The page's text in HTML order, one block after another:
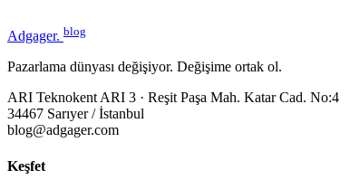
Adgager. blog
Pazarlama dünyası değişiyor. Değişime ortak ol.
ARI Teknokent ARI 3 · Reşit Paşa Mah. Katar Cad. No:4
34467 Sarıyer / İstanbul
blog@adgager.com
Keşfet